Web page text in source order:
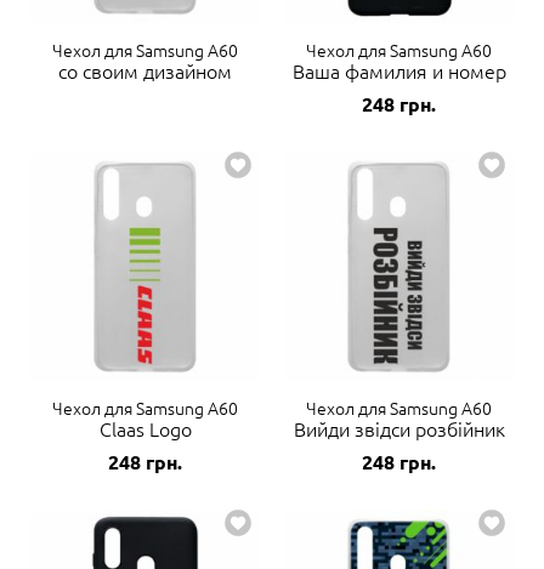
Чехол для Samsung A60
со своим дизайном
Чехол для Samsung A60
Ваша фамилия и номер
248 грн.
Чехол для Samsung A60
Claas Logo
248 грн.
Чехол для Samsung A60
Вийди звідси розбійник
248 грн.